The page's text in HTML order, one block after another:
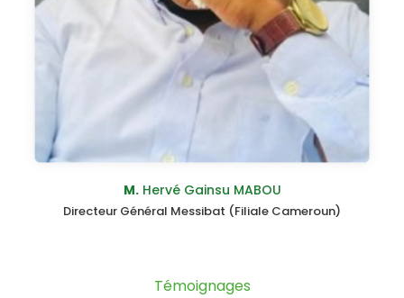
M.Hervé Gainsu MABOU
Directeur Général Messibat (Filiale Cameroun)
Témoignages